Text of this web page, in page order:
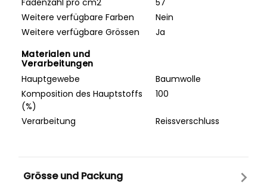
Fadenzahl pro cm2
57
Weitere verfügbare Farben
Nein
Weitere verfügbare Grössen
Ja
Materialen und
Verarbeitungen
Hauptgewebe
Baumwolle
Komposition des Hauptstoffs
(%)
100
Verarbeitung Reissverschluss
Grösse und Packung